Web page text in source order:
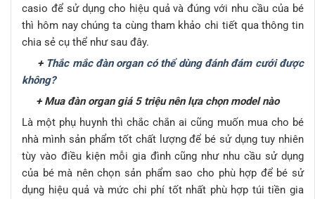
casio để sử dụng cho hiệu quả và đúng với nhu cầu của bé
thì hôm nay chúng ta cùng tham khảo chi tiết qua thông tin
chia sẻ cụ thể như sau đây.
+ Thắc mắc đàn organ có thể dùng đánh đám cưới được
không?
+ Mua đàn organ giá 5 triệu nên lựa chọn model nào
Là một phụ huynh thì chắc chắn ai cũng muốn mua cho bé
nhà mình sản phẩm tốt chất lượng để bé sử dụng tuy nhiên
tùy vào điều kiện mỗi gia đình cũng như nhu cầu sử dụng
của bé mà nên chọn sản phẩm sao cho phù hợp để bé sử
dụng hiệu quả và mức chi phí tốt nhất phù hợp túi tiền gia